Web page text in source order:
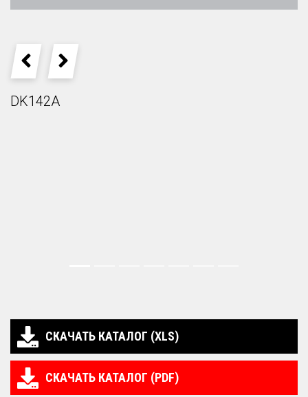
DK142A
PREVIOUS
NEXT
СКАЧАТЬ КАТАЛОГ (XLS)
СКАЧАТЬ КАТАЛОГ (PDF)